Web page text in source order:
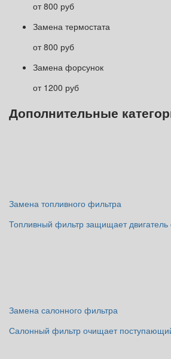
от 800 руб
Замена термостата
от 800 руб
Замена форсунок
от 1200 руб
Дополнительные
Замена топливного фильтра
Топливный фильтр защищает двигатель
Замена салонного фильтра
Салонный фильтр очищает